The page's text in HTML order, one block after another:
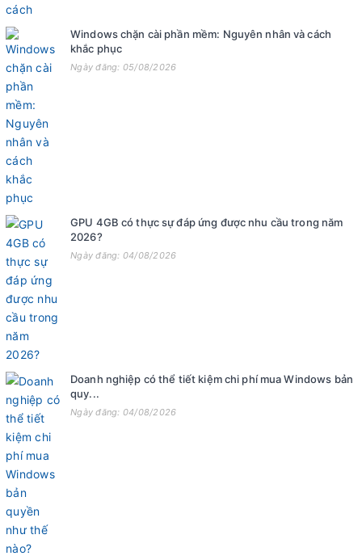
Windows chặn cài phần mềm: Nguyên nhân và cách
khắc phục
Ngày đăng: 05/08/2026
GPU 4GB có thực sự đáp ứng được nhu cầu trong năm
2026?
Ngày đăng: 04/08/2026
Doanh nghiệp có thể tiết kiệm chi phí mua Windows bản
quy...
Ngày đăng: 04/08/2026